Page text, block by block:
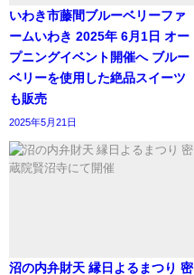
いわき市藤間ブルーベリーファ
ームいわき 2025年 6月1日 オー
プニングイベント開催へ ブルー
ベリーを使用した絶品スイーツ
も販売
2025年5月21日
沼の内弁財天 縁日よるまつり 密